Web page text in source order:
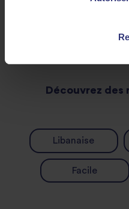
Découvrez des
Libanaise
Facile